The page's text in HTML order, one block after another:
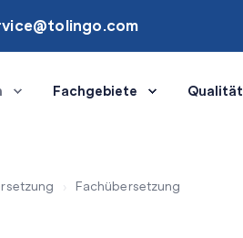
Fachgebiete Qualität
› Fachübersetzung